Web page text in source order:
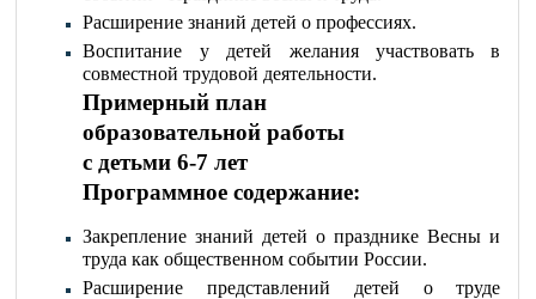
Расширение знаний детей о профессиях.
Воспитание у детей желания участвовать в
совместной трудовой деятельности.
Примерный план
образовательной работы
с детьми 6-7 лет
Программное содержание:
Закрепление знаний детей о празднике Весны и
труда как общественном событии России.
Расширение представлений детей о труде